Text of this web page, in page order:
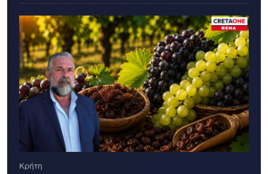
Κρήτη